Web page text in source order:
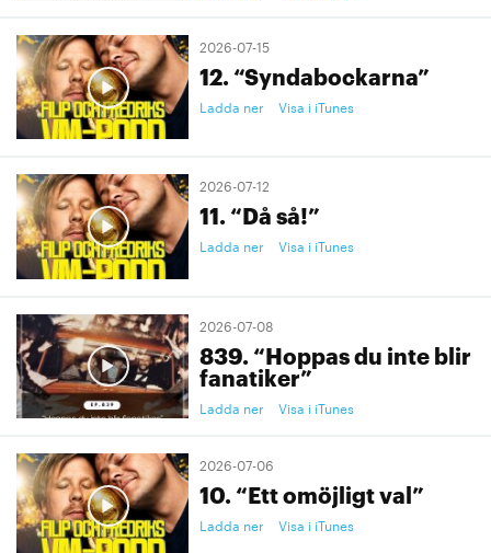
2026-07-15
12. “Syndabockarna”
Ladda ner Visa i iTunes
2026-07-12
11. “Då så!”
Ladda ner Visa i iTunes
2026-07-08
839. “Hoppas du inte blir
fanatiker”
Ladda ner Visa i iTunes
2026-07-06
10. “Ett omöjligt val”
Ladda ner Visa i iTunes